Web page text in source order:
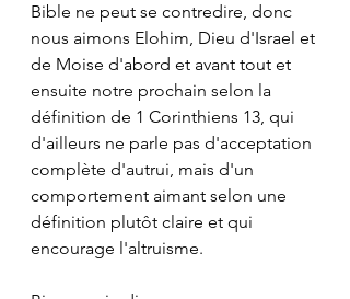
Bible ne peut se contredire, donc
nous aimons Elohim, Dieu d'Israel et
de Moise d'abord et avant tout et
ensuite notre prochain selon la
définition de 1 Corinthiens 13, qui
d'ailleurs ne parle pas d'acceptation
complète d'autrui, mais d'un
comportement aimant selon une
définition plutôt claire et qui
encourage l'altruisme.